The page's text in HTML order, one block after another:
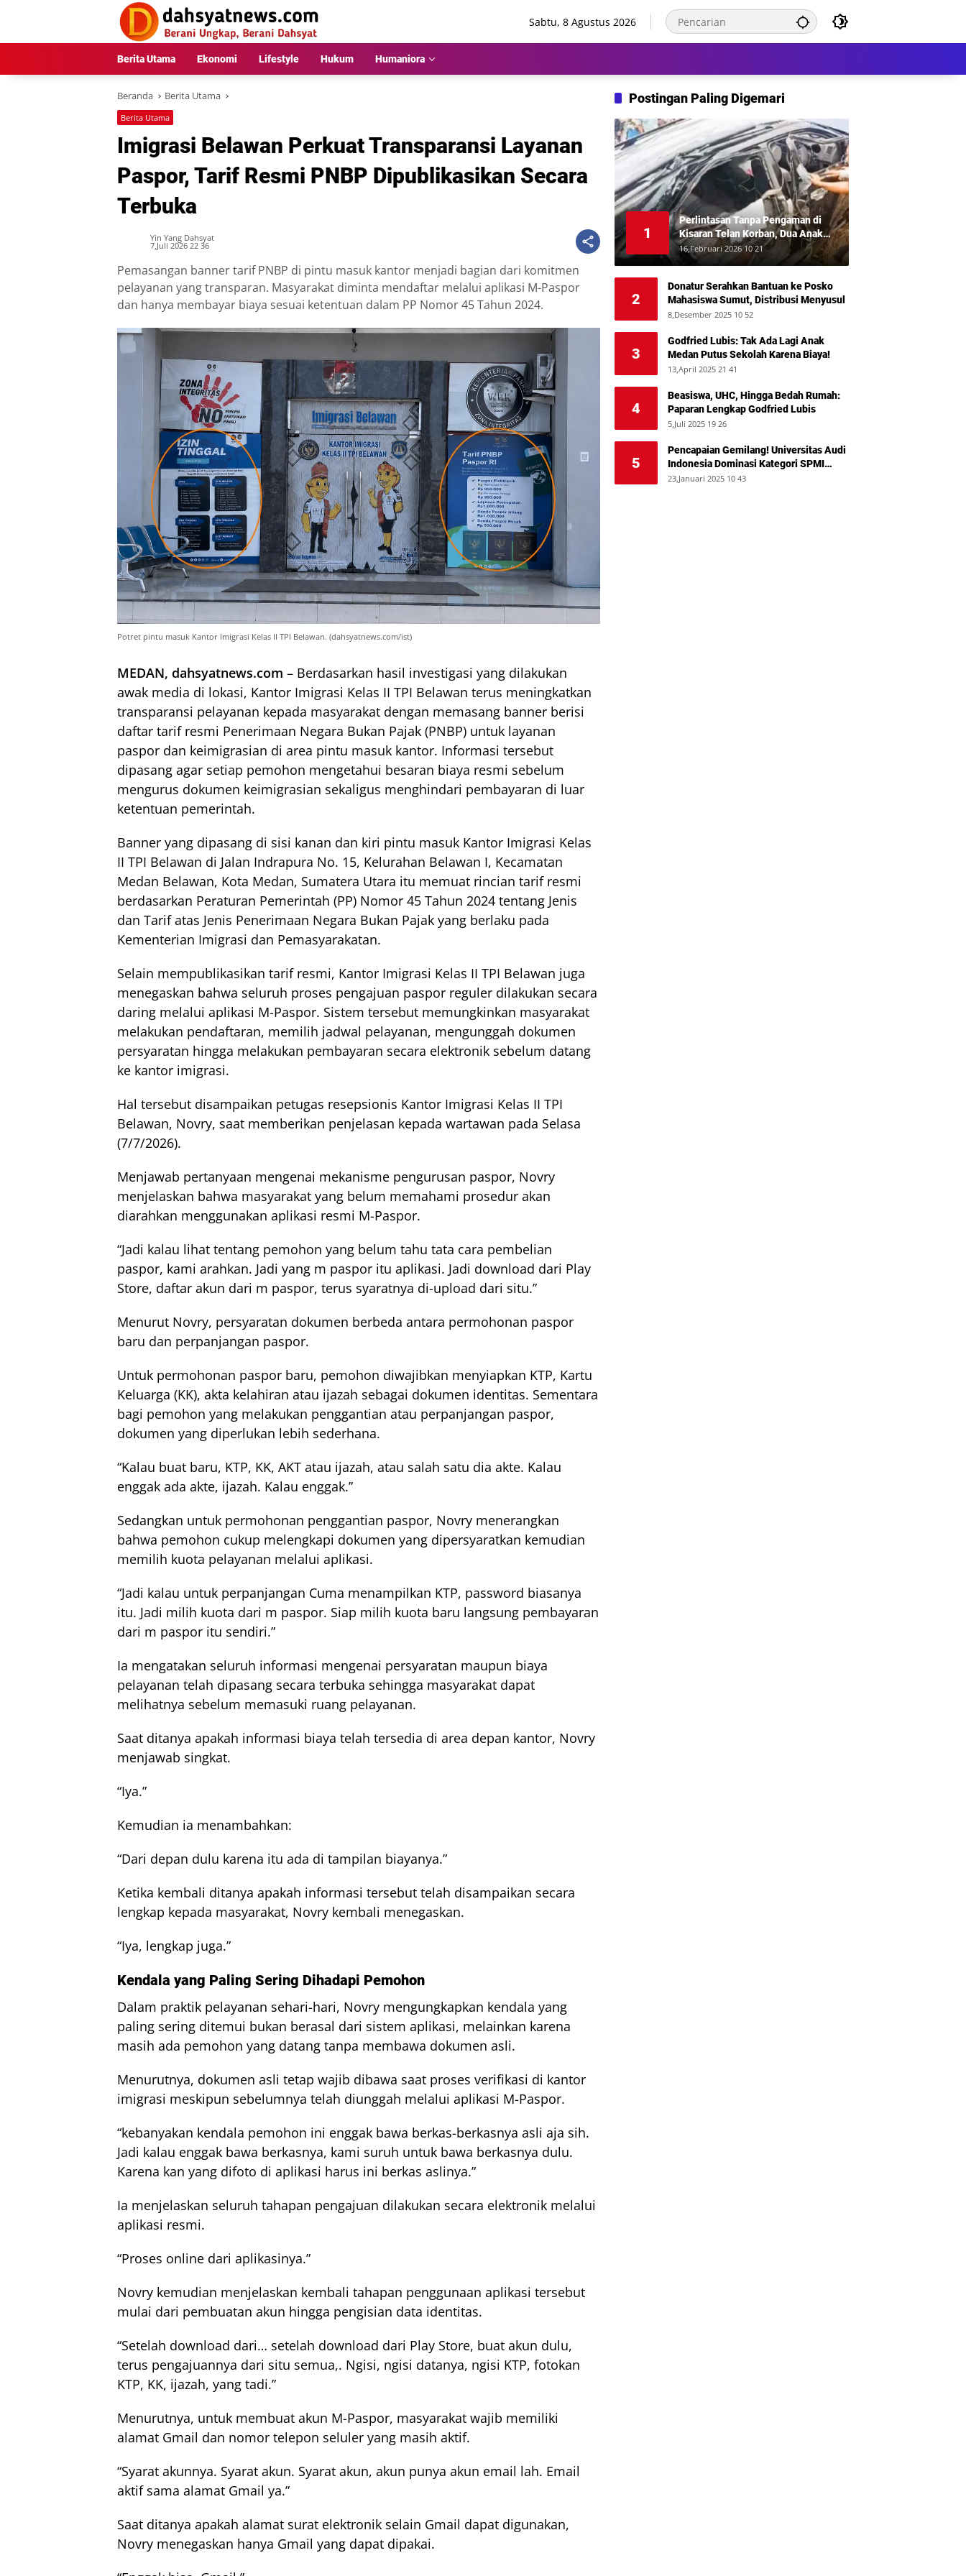
Sabtu, 8 Agustus 2026
Berita Utama Ekonomi Lifestyle Hukum Humaniora
Beranda Berita Utama
Berita Utama
Imigrasi Belawan Perkuat Transparansi Layanan
Paspor, Tarif Resmi PNBP Dipublikasikan Secara
Terbuka
Yin Yang Dahsyat
7,Juli 2026 22 36
Pemasangan banner tarif PNBP di pintu masuk kantor menjadi bagian dari komitmen
pelayanan yang transparan. Masyarakat diminta mendaftar melalui aplikasi M-Paspor
dan hanya membayar biaya sesuai ketentuan dalam PP Nomor 45 Tahun 2024.
Potret pintu masuk Kantor Imigrasi Kelas II TPI Belawan. (dahsyatnews.com/ist)
MEDAN, dahsyatnews.com – Berdasarkan hasil investigasi yang dilakukan
awak media di lokasi, Kantor Imigrasi Kelas II TPI Belawan terus meningkatkan
transparansi pelayanan kepada masyarakat dengan memasang banner berisi
daftar tarif resmi Penerimaan Negara Bukan Pajak (PNBP) untuk layanan
paspor dan keimigrasian di area pintu masuk kantor. Informasi tersebut
dipasang agar setiap pemohon mengetahui besaran biaya resmi sebelum
mengurus dokumen keimigrasian sekaligus menghindari pembayaran di luar
ketentuan pemerintah.
Banner yang dipasang di sisi kanan dan kiri pintu masuk Kantor Imigrasi Kelas
II TPI Belawan di Jalan Indrapura No. 15, Kelurahan Belawan I, Kecamatan
Medan Belawan, Kota Medan, Sumatera Utara itu memuat rincian tarif resmi
berdasarkan Peraturan Pemerintah (PP) Nomor 45 Tahun 2024 tentang Jenis
dan Tarif atas Jenis Penerimaan Negara Bukan Pajak yang berlaku pada
Kementerian Imigrasi dan Pemasyarakatan.
Selain mempublikasikan tarif resmi, Kantor Imigrasi Kelas II TPI Belawan juga
menegaskan bahwa seluruh proses pengajuan paspor reguler dilakukan secara
daring melalui aplikasi M-Paspor. Sistem tersebut memungkinkan masyarakat
melakukan pendaftaran, memilih jadwal pelayanan, mengunggah dokumen
persyaratan hingga melakukan pembayaran secara elektronik sebelum datang
ke kantor imigrasi.
Hal tersebut disampaikan petugas resepsionis Kantor Imigrasi Kelas II TPI
Belawan, Novry, saat memberikan penjelasan kepada wartawan pada Selasa
(7/7/2026).
Menjawab pertanyaan mengenai mekanisme pengurusan paspor, Novry
menjelaskan bahwa masyarakat yang belum memahami prosedur akan
diarahkan menggunakan aplikasi resmi M-Paspor.
“Jadi kalau lihat tentang pemohon yang belum tahu tata cara pembelian
paspor, kami arahkan. Jadi yang m paspor itu aplikasi. Jadi download dari Play
Store, daftar akun dari m paspor, terus syaratnya di-upload dari situ.”
Menurut Novry, persyaratan dokumen berbeda antara permohonan paspor
baru dan perpanjangan paspor.
Untuk permohonan paspor baru, pemohon diwajibkan menyiapkan KTP, Kartu
Keluarga (KK), akta kelahiran atau ijazah sebagai dokumen identitas. Sementara
bagi pemohon yang melakukan penggantian atau perpanjangan paspor,
dokumen yang diperlukan lebih sederhana.
“Kalau buat baru, KTP, KK, AKT atau ijazah, atau salah satu dia akte. Kalau
enggak ada akte, ijazah. Kalau enggak.”
Sedangkan untuk permohonan penggantian paspor, Novry menerangkan
bahwa pemohon cukup melengkapi dokumen yang dipersyaratkan kemudian
memilih kuota pelayanan melalui aplikasi.
“Jadi kalau untuk perpanjangan Cuma menampilkan KTP, password biasanya
itu. Jadi milih kuota dari m paspor. Siap milih kuota baru langsung pembayaran
dari m paspor itu sendiri.”
Ia mengatakan seluruh informasi mengenai persyaratan maupun biaya
pelayanan telah dipasang secara terbuka sehingga masyarakat dapat
melihatnya sebelum memasuki ruang pelayanan.
Saat ditanya apakah informasi biaya telah tersedia di area depan kantor, Novry
menjawab singkat.
“Iya.”
Kemudian ia menambahkan:
“Dari depan dulu karena itu ada di tampilan biayanya.”
Ketika kembali ditanya apakah informasi tersebut telah disampaikan secara
lengkap kepada masyarakat, Novry kembali menegaskan.
“Iya, lengkap juga.”
Kendala yang Paling Sering Dihadapi Pemohon
Dalam praktik pelayanan sehari-hari, Novry mengungkapkan kendala yang
paling sering ditemui bukan berasal dari sistem aplikasi, melainkan karena
masih ada pemohon yang datang tanpa membawa dokumen asli.
Menurutnya, dokumen asli tetap wajib dibawa saat proses verifikasi di kantor
imigrasi meskipun sebelumnya telah diunggah melalui aplikasi M-Paspor.
“kebanyakan kendala pemohon ini enggak bawa berkas-berkasnya asli aja sih.
Jadi kalau enggak bawa berkasnya, kami suruh untuk bawa berkasnya dulu.
Karena kan yang difoto di aplikasi harus ini berkas aslinya.”
Ia menjelaskan seluruh tahapan pengajuan dilakukan secara elektronik melalui
aplikasi resmi.
“Proses online dari aplikasinya.”
Novry kemudian menjelaskan kembali tahapan penggunaan aplikasi tersebut
mulai dari pembuatan akun hingga pengisian data identitas.
“Setelah download dari… setelah download dari Play Store, buat akun dulu,
terus pengajuannya dari situ semua,. Ngisi, ngisi datanya, ngisi KTP, fotokan
KTP, KK, ijazah, yang tadi.”
Menurutnya, untuk membuat akun M-Paspor, masyarakat wajib memiliki
alamat Gmail dan nomor telepon seluler yang masih aktif.
“Syarat akunnya. Syarat akun. Syarat akun, akun punya akun email lah. Email
aktif sama alamat Gmail ya.”
Saat ditanya apakah alamat surat elektronik selain Gmail dapat digunakan,
Novry menegaskan hanya Gmail yang dapat dipakai.
Postingan Paling Digemari
1
Perlintasan Tanpa Pengaman di
Kisaran Telan Korban, Dua Anak
Meninggal Disambar KA Putri Deli
16,Februari 2026 10 21
2
Donatur Serahkan Bantuan ke Posko
Mahasiswa Sumut, Distribusi Menyusul
8,Desember 2025 10 52
3
Godfried Lubis: Tak Ada Lagi Anak
Medan Putus Sekolah Karena Biaya!
13,April 2025 21 41
4
Beasiswa, UHC, Hingga Bedah Rumah:
Paparan Lengkap Godfried Lubis
5,Juli 2025 19 26
5
Pencapaian Gemilang! Universitas Audi
Indonesia Dominasi Kategori SPMI
Terbaik 2024
23,Januari 2025 10 43